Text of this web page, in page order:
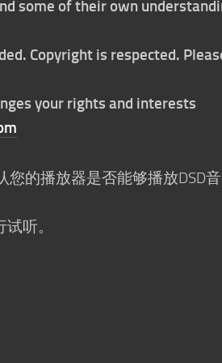
some of their own
Copyright is respected.
your rights and interests
您的播放器是否能够播放DSD音
听。